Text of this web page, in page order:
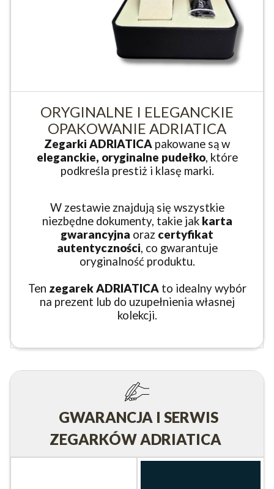
ORYGINALNE I ELEGANCKIE
OPAKOWANIE ADRIATICA
Zegarki ADRIATICA pakowane są w
eleganckie, oryginalne pudełko, które
podkreśla prestiż i klasę marki.
W zestawie znajdują się wszystkie
niezbędne dokumenty, takie jak karta
gwarancyjna oraz certyfikat
autentyczności, co gwarantuje
oryginalność produktu.
Ten zegarek ADRIATICA to idealny wybór
na prezent lub do uzupełnienia własnej
kolekcji.
GWARANCJA I SERWIS
ZEGARKÓW ADRIATICA